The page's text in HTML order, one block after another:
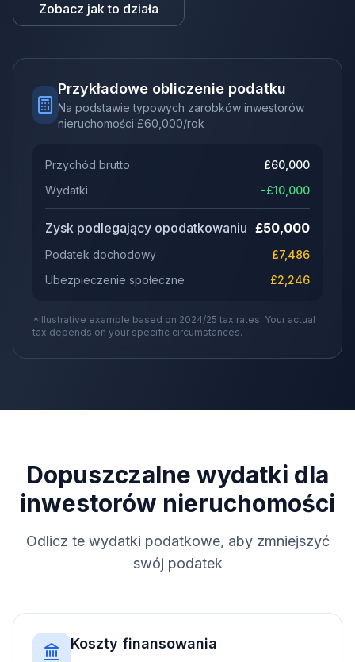
Zobacz jak to działa
Przykładowe obliczenie podatku
Na podstawie typowych zarobków inwestorów
nieruchomości £60,000/rok
Przychód brutto £60,000
Wydatki
-£10,000
Zysk podlegający opodatkowaniu £50,000
Podatek dochodowy £7,486
Ubezpieczenie społeczne
£2,246
*Illustrative example based on 2024/25 tax rates. Your actual
tax depends on your specific circumstances.
Dopuszczalne wydatki dla
inwestorów nieruchomości
Odlicz te wydatki podatkowe, aby zmniejszyć
swój podatek
Koszty finansowania